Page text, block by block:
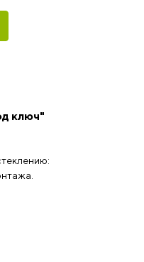
ключ"